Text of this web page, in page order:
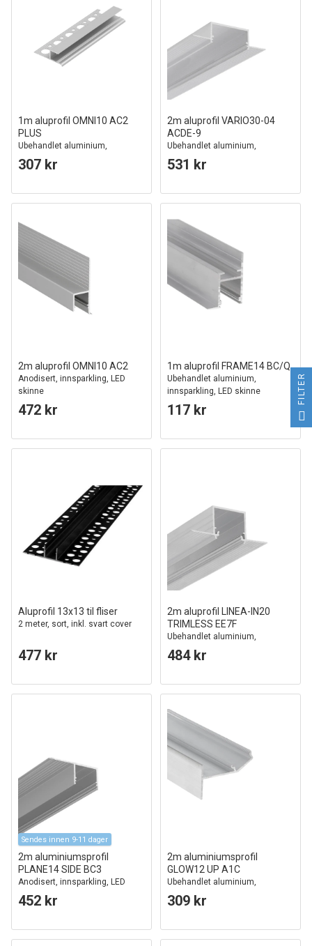
1m aluprofil OMNI10 AC2
PLUS
Ubehandlet aluminium,
innsparkling, LED skinne
307 kr
2m aluprofil VARIO30-04
ACDE-9
Ubehandlet aluminium,
innsparkling, LED skinne
531 kr
2m aluprofil OMNI10 AC2
Anodisert, innsparkling, LED
skinne
472 kr
1m aluprofil FRAME14 BC/Q
Ubehandlet aluminium,
innsparkling, LED skinne
117 kr
Aluprofil 13x13 til fliser
2 meter, sort, inkl. svart cover
477 kr
2m aluprofil LINEA-IN20
TRIMLESS EE7F
Ubehandlet aluminium,
innsparkling, LED skinne
484 kr
Sendes innen 9-11 dager
2m aluminiumsprofil
PLANE14 SIDE BC3
Anodisert, innsparkling, LED
skinne
452 kr
2m aluminiumsprofil
GLOW12 UP A1C
Ubehandlet aluminium,
innsparkling, LED skinne
309 kr
FILTER